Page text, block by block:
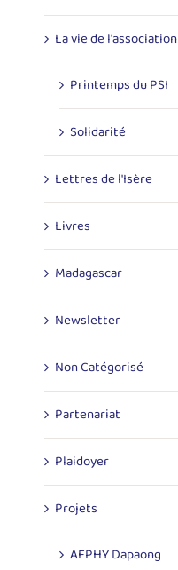
La vie de l'association
Printemps du PSI
Solidarité
Lettres de l'Isère
Livres
Madagascar
Newsletter
Non Catégorisé
Partenariat
Plaidoyer
Projets
AFPHY Dapaong